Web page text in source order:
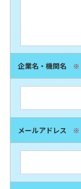
企業名・機関名 ※
メールアドレス ※